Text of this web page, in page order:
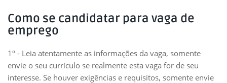
Como se candidatar para vaga de
emprego
1º - Leia atentamente as informações da vaga, somente
envie o seu currículo se realmente esta vaga for de seu
interesse. Se houver exigências e requisitos, somente envie